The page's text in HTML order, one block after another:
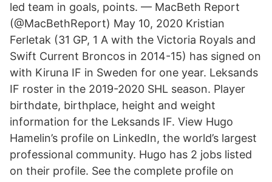
led team in goals, points. — MacBeth Report
(@MacBethReport) May 10, 2020 Kristian
Ferletak (31 GP, 1 A with the Victoria Royals and
Swift Current Broncos in 2014-15) has signed on
with Kiruna IF in Sweden for one year. Leksands
IF roster in the 2019-2020 SHL season. Player
birthdate, birthplace, height and weight
information for the Leksands IF. View Hugo
Hamelin’s profile on LinkedIn, the world’s largest
professional community. Hugo has 2 jobs listed
on their profile. See the complete profile on